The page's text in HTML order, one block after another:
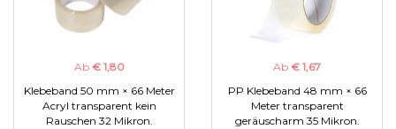
Ab € 1,80
Klebeband 50 mm × 66 Meter
Acryl transparent kein
Rauschen 32 Mikron.
Ab € 1,67
PP Klebeband 48 mm × 66
Meter transparent
geräuscharm 35 Mikron.